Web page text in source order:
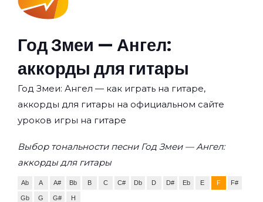
Год Змеи — Ангел:
аккорды для гитары
Год Змеи: Ангел — как играть на гитаре,
аккорды для гитары на официальном сайте
уроков игры на гитаре
Выбор тональности песни Год Змеи — Ангел:
аккорды для гитары
Ab A A# Bb B C C# Db D D# Eb E F F#
Gb G G# H